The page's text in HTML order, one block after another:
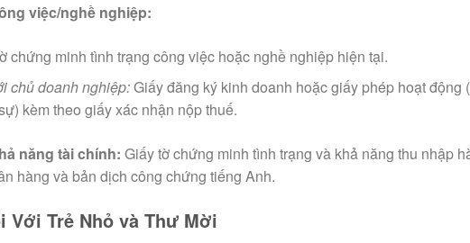
việc/nghề nghiệp:
chứng minh tình trạng công việc hoặc nghề nghiệp hiện tại.
chủ doanh nghiệp:Giấy đăng ký kinh doanh hoặc giấy phép hoạt động
kèm theo giấy xác nhận nộp thuế.
năng tài chính: Giấy tờ chứng minh tình trạng và khả năng thu nhập
hàng và bản dịch công chứng tiếng Anh.
Với Trẻ Nhỏ và Thư Mời